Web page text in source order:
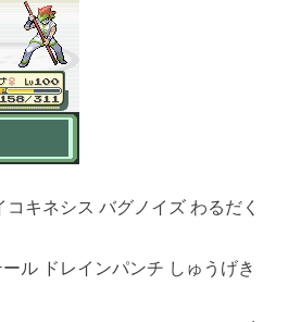
キネシス バグノイズ わるだく
ル ドレインパンチ しゅうげき